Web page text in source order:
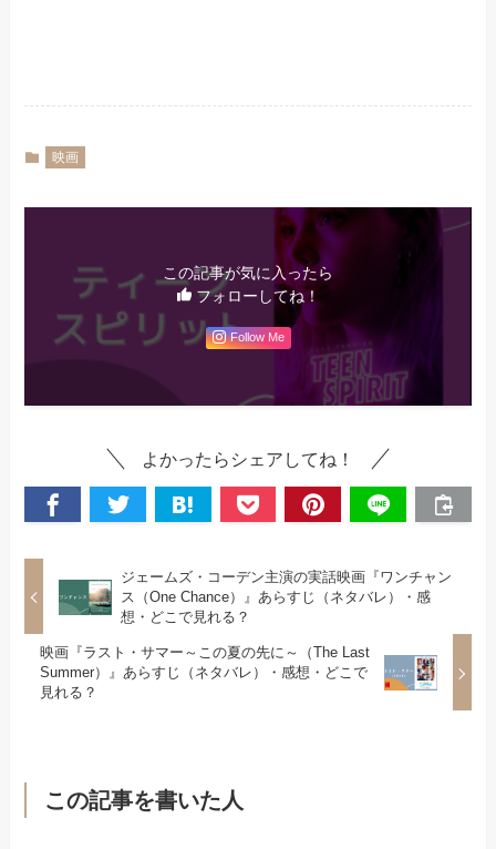
映画
この記事が気に入ったら
フォローしてね！
Follow Me
よかったらシェアしてね！
ジェームズ・コーデン主演の実話映画『ワンチャン
ス（One Chance）』あらすじ（ネタバレ）・感
想・どこで見れる？
映画『ラスト・サマー～この夏の先に～（The Last
Summer）』あらすじ（ネタバレ）・感想・どこで
見れる？
この記事を書いた人